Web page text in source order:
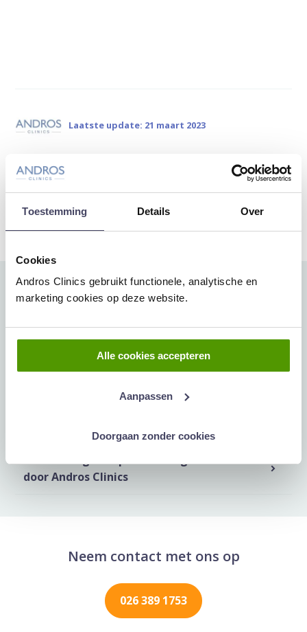
Toestemming Details Over
Cookies
Andros Clinics gebruikt functionele, analytische en
marketing cookies op deze website.
Alle cookies accepteren
Aanpassen
Doorgaan zonder cookies
Laatste update: 21 maart 2023
Deel via WhatsApp
Deel dit via Whatsapp
Deel via Mail
Delen via de
Meer artikelen hierover:
Amerikaanse militairen krijgen mogelijk
testosteronbehandeling, maar arts ziet
gevaarlijke bijwerking
door Andros Clinics
Neem contact met ons op
026 389 1753